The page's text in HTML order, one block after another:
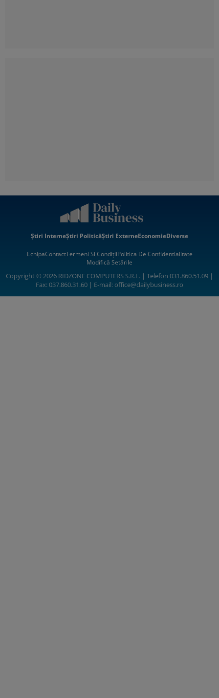
Știri InterneȘtiri PoliticăȘtiri ExterneEconomieDiverse
EchipaContactTermeni Si CondițiiPolitica De Confidentialitate
Modifică Setările
Copyright © 2026 RIDZONE COMPUTERS S.R.L. | Telefon 031.860.51.09 |
Fax: 037.860.31.60 | E-mail:office@dailybusiness.ro